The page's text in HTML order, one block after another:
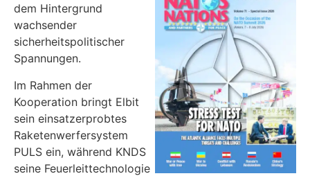
dem Hintergrund
wachsender
sicherheitspolitischer
Spannungen.
Im Rahmen der
Kooperation bringt Elbit
sein einsatzerprobtes
Raketenwerfersystem
PULS ein, während KNDS
seine Feuerleittechnologie